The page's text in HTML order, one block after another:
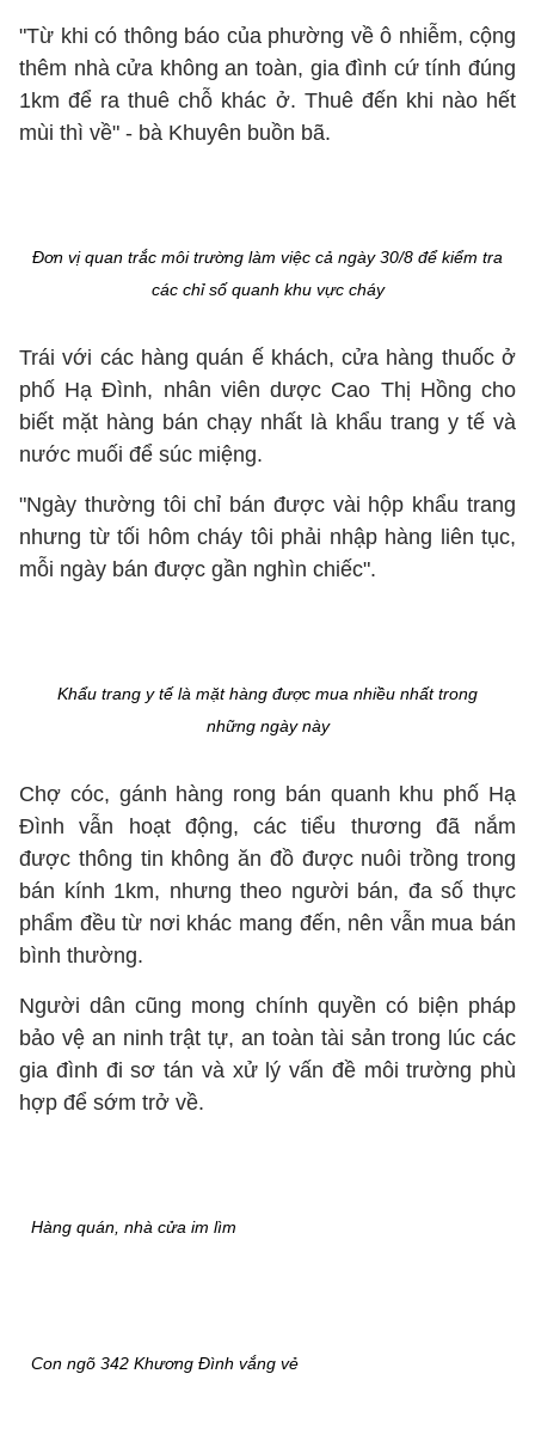
"Từ khi có thông báo của phường về ô nhiễm, cộng
thêm nhà cửa không an toàn, gia đình cứ tính đúng
1km để ra thuê chỗ khác ở. Thuê đến khi nào hết
mùi thì về" - bà Khuyên buồn bã.
Đơn vị quan trắc môi trường làm việc cả ngày 30/8 để kiểm tra
các chỉ số quanh khu vực cháy
Trái với các hàng quán ế khách, cửa hàng thuốc ở
phố Hạ Đình, nhân viên dược Cao Thị Hồng cho
biết mặt hàng bán chạy nhất là khẩu trang y tế và
nước muối để súc miệng.
"Ngày thường tôi chỉ bán được vài hộp khẩu trang
nhưng từ tối hôm cháy tôi phải nhập hàng liên tục,
mỗi ngày bán được gần nghìn chiếc".
Khẩu trang y tế là mặt hàng được mua nhiều nhất trong
những ngày này
Chợ cóc, gánh hàng rong bán quanh khu phố Hạ
Đình vẫn hoạt động, các tiểu thương đã nắm
được thông tin không ăn đồ được nuôi trồng trong
bán kính 1km, nhưng theo người bán, đa số thực
phẩm đều từ nơi khác mang đến, nên vẫn mua bán
bình thường.
Người dân cũng mong chính quyền có biện pháp
bảo vệ an ninh trật tự, an toàn tài sản trong lúc các
gia đình đi sơ tán và xử lý vấn đề môi trường phù
hợp để sớm trở về.
Hàng quán, nhà cửa im lìm
Con ngõ 342 Khương Đình vắng vẻ